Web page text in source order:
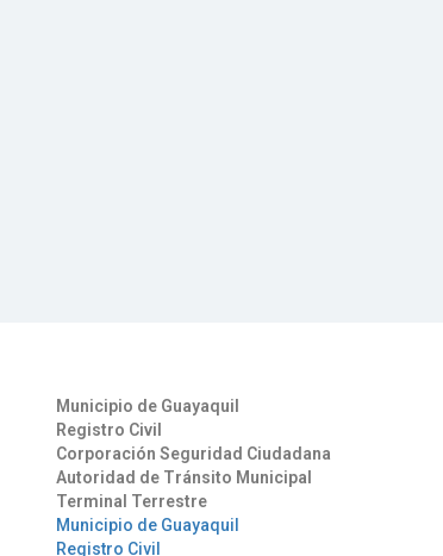
Municipio de Guayaquil
Registro Civil
Corporación Seguridad Ciudadana
Autoridad de Tránsito Municipal
Terminal Terrestre
Municipio de Guayaquil
Registro Civil